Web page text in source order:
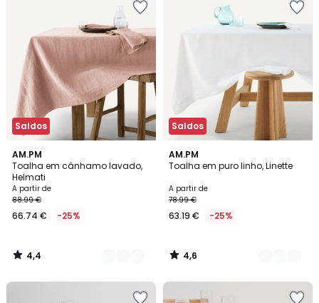
Saldos
AM.PM
Toalha em cânhamo lavado,
Helmati
A partir de
88.99 €
66.74 € -25%
4,4
/ 5
3
Cores
4,4
/
Saldos
AM.PM
Toalha em puro linho, Linette
A partir de
78.99 €
63.19 € -25%
4,6
/ 5
2
Cores
4,6
/